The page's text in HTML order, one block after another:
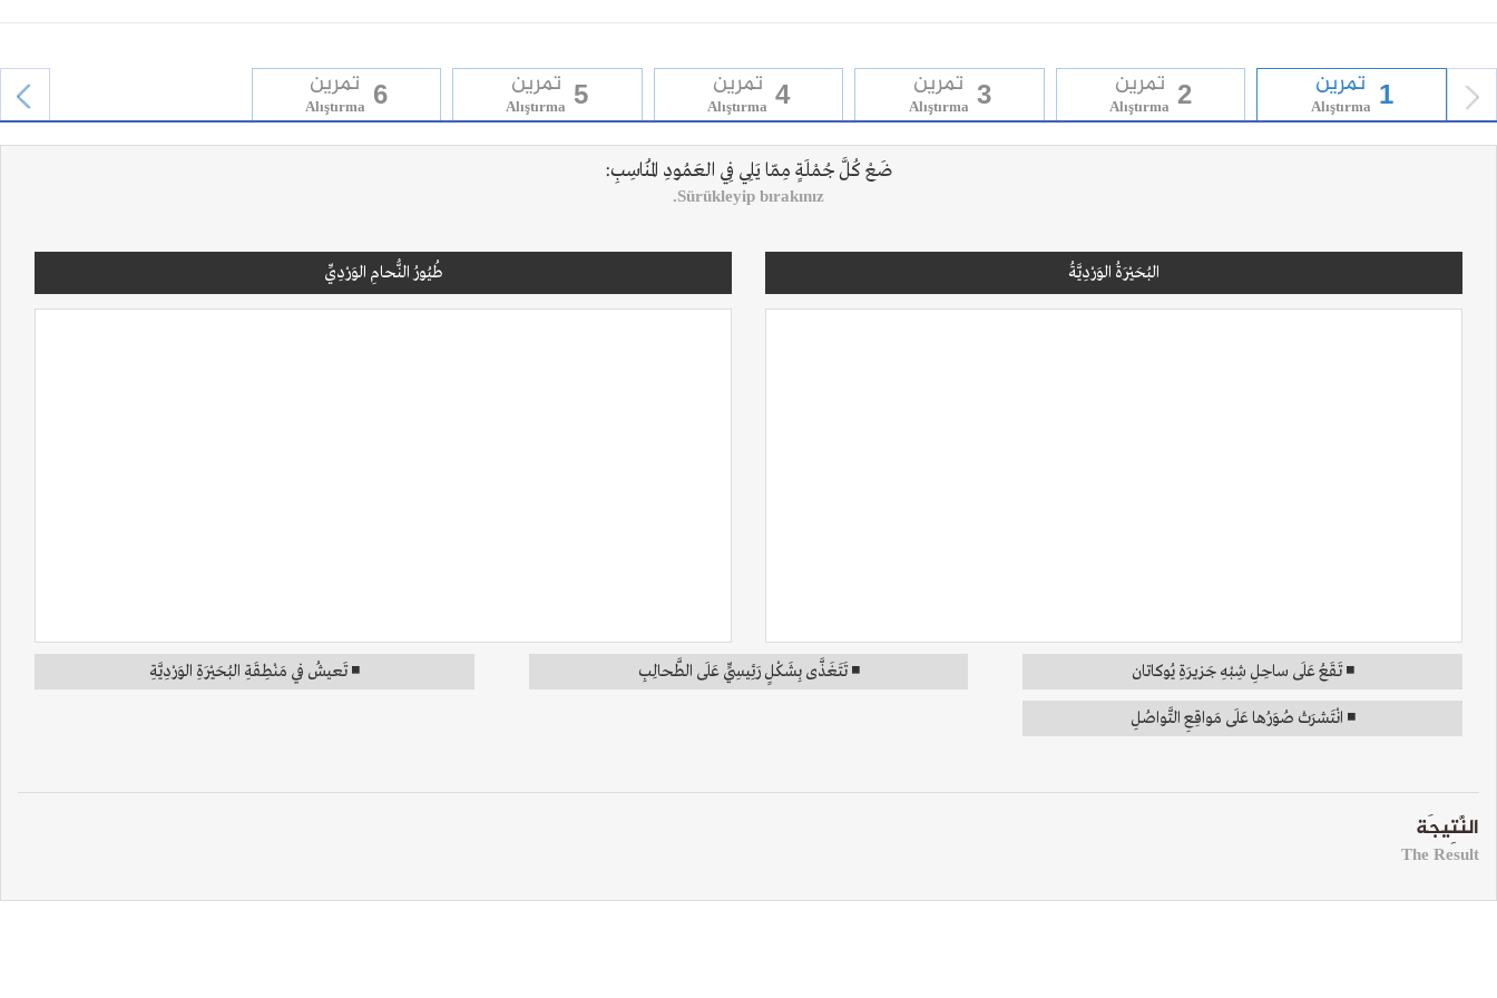
1 تمرين
Alıştırma
2 تمرين
Alıştırma
3 تمرين
Alıştırma
4 تمرين
Alıştırma
5 تمرين
Alıştırma
6 تمرين
Alıştırma
prev
next
ضَعْ كُلَّ جُمْلَةٍ مِمّا يَلِي فِي العَمُودِ المُنَاسِبِ:
Sürükleyip bırakınız.
البُحَيْرَةُ الوَرْدِيَّةُ طُيُورُ النُّحامِ الوَرْدِيِّ
◾ تَقَعُ عَلَى ساحِلِ شِبْهِ جَزيرَةِ يُوكاتان ◾ تَتَغَذَّى بِشَكْلٍ رَئِيسِيٍّ عَلَى الطَّحالِبِ ◾ تَعيشُ في مَنْطِقَةِ البُحَيْرَةِ الوَرْدِيَّةِ
◾ انْتَشرَتْ صُوَرُها عَلَى مَواقِعِ التَّواصُلِ
النَّتِيجَة
The Result